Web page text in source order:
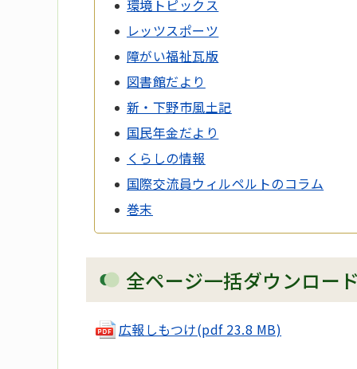
環境トピックス
レッツスポーツ
障がい福祉瓦版
図書館だより
新・下野市風土記
国民年金だより
くらしの情報
国際交流員ウィルペルトのコラム
巻末
全ページ一括ダウンロード
広報しもつけ(pdf 23.8 MB)